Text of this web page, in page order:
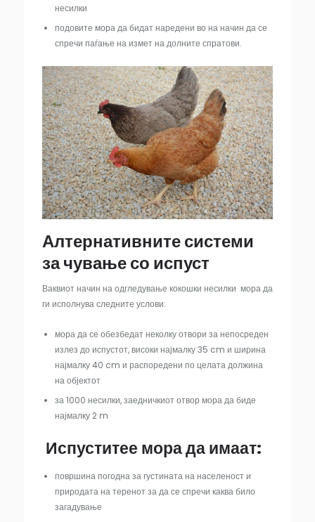
несилки
подовите мора да бидат наредени во на начин да се
спречи паѓање на измет на долните спратови.
Алтернативните системи
зачувањесо испуст
Ваквиот начин на одгледување кокошки несилки мора да
ги исполнува следните услови:
мора да се обезбедат неколку отвори за непосреден
излез до испустот, високи најмалку 35 cm и ширина
најмалку 40 cm и распоредени по целата должина
на објектот
за 1000 несилки, заедничкиот отвор мора да биде
најмалку 2 m
Испуститее мора да имаат:
површина погодна за густината на населеност и
природата на теренот за да се спречи каква било
загадување